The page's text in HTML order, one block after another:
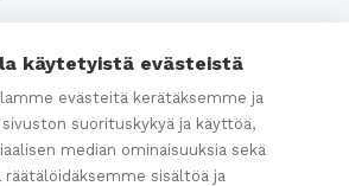
käytetyistä evästeistä
evästeitä kerätäksemme ja
suorituskykyä ja käyttöä,
median ominaisuuksia sekä
räätälöidäksemme sisältöä ja